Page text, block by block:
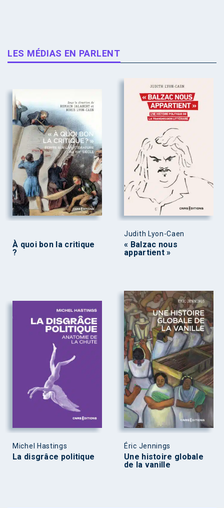
LES MÉDIAS EN PARLENT
À quoi bon la critique
?
Judith Lyon-Caen
« Balzac nous
appartient »
Michel Hastings
La disgrâce politique
Éric Jennings
Une histoire globale
de la vanille